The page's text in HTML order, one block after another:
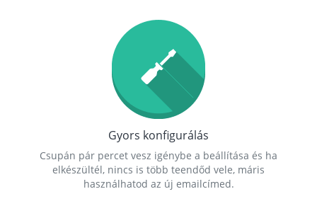
Gyors konfigurálás
Csupán pár percet vesz igénybe a beállítása és ha
elkészültél, nincs is több teendőd vele, máris
használhatod az új emailcímed.